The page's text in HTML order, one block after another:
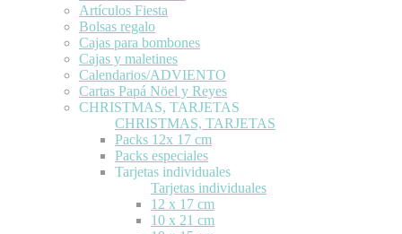
Artículos Fiesta
Bolsas regalo
Cajas para bombones
Cajas y maletines
Calendarios/ADVIENTO
Cartas Papá Nöel y Reyes
CHRISTMAS, TARJETAS
CHRISTMAS, TARJETAS
Packs 12x 17 cm
Packs especiales
Tarjetas individuales
Tarjetas individuales
12 x 17 cm
10 x 21 cm